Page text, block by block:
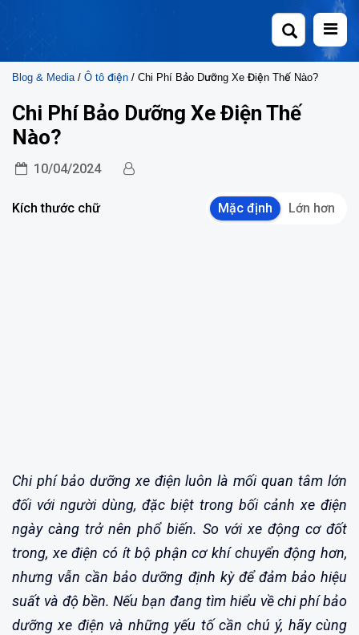
Blog & Media / Ô tô điện / Chi Phí Bảo Dưỡng Xe Điện Thế Nào?
Chi Phí Bảo Dưỡng Xe Điện Thế
Nào?
10/04/2024
Kích thước chữ Mặc định Lớn hơn
Chi phí bảo dưỡng xe điện luôn là mối quan tâm lớn
đối với người dùng, đặc biệt trong bối cảnh xe điện
ngày càng trở nên phổ biến. So với xe động cơ đốt
trong, xe điện có ít bộ phận cơ khí chuyển động hơn,
nhưng vẫn cần bảo dưỡng định kỳ để đảm bảo hiệu
suất và độ bền. Nếu bạn đang tìm hiểu về chi phí bảo
dưỡng xe điện và những yếu tố cần chú ý, hãy cùng